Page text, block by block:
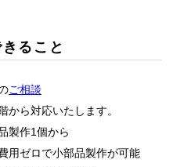
ること
ご相談
から対応いたします。
製作1個から
用ゼロで小部品製作が可能